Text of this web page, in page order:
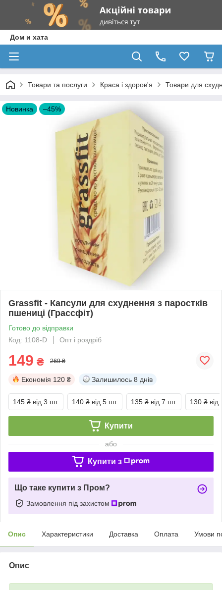
Дом и хата
Товари та послуги Краса і здоров'я Товари для
Новинка –45%
Grassfit - Капсули для схуднення з паростків
пшениці (Грассфіт)
Готово до відправки
Код: 1108-D
Опт і роздріб
149 ₴ 269 ₴
Економія 120 ₴ Залишилось 8 днів
145 ₴ від 3 шт. 140 ₴ від 5 шт. 135 ₴ від 7 шт. 130 ₴ від
Купити
або
Купити з
Що таке купити з Пром?
Замовлення під захистом
Опис Характеристики Доставка Оплата Умови
Опис